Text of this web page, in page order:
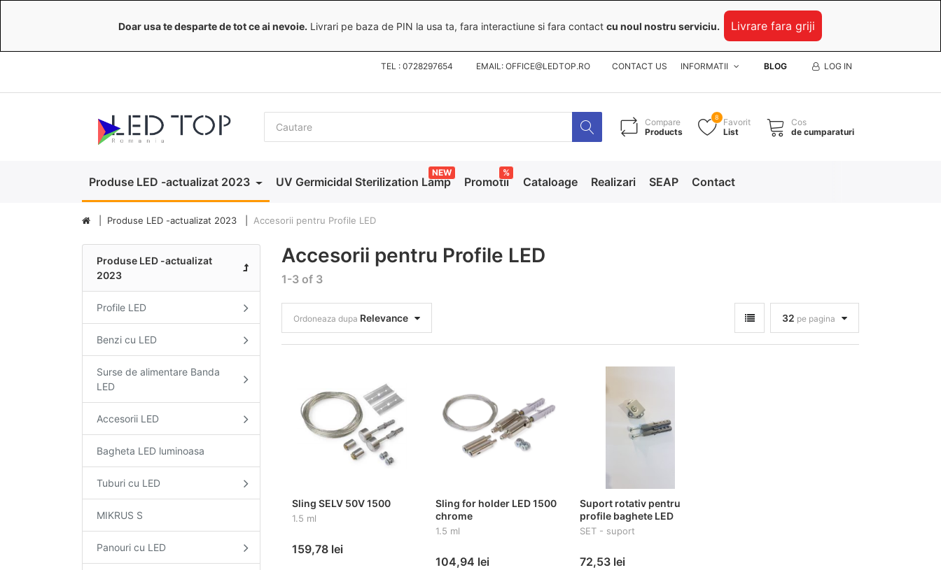
Doar usa te desparte de tot ce ai nevoie. Livrari pe baza de PIN la usa ta, fara interactiune si fara contact cu noul nostru serviciu. Livrare fara griji
TEL : 0728297654 EMAIL: OFFICE@LEDTOP.RO CONTACT US INFORMATII BLOG LOG IN
Compare
Products
8
Favorit
List
Cos
de cumparaturi
Produse LED -actualizat 2023 UV Germicidal Sterilization Lamp
NEW
Promotii
%
Cataloage Realizari SEAP Contact
Produse LED -actualizat 2023 Accesorii pentru Profile LED
Produse LED -actualizat
2023
Profile LED
Benzi cu LED
Surse de alimentare Banda
LED
Accesorii LED
Bagheta LED luminoasa
Tuburi cu LED
MIKRUS S
Panouri cu LED
Accesorii pentru Profile LED
1-3 of 3
Ordoneaza dupa Relevance 32 pe pagina
Sling SELV 50V 1500
1.5 ml
159,78 lei
Sling for holder LED 1500
chrome
1.5 ml
104,94 lei
Suport rotativ pentru
profile baghete LED
SET - suport
72,53 lei